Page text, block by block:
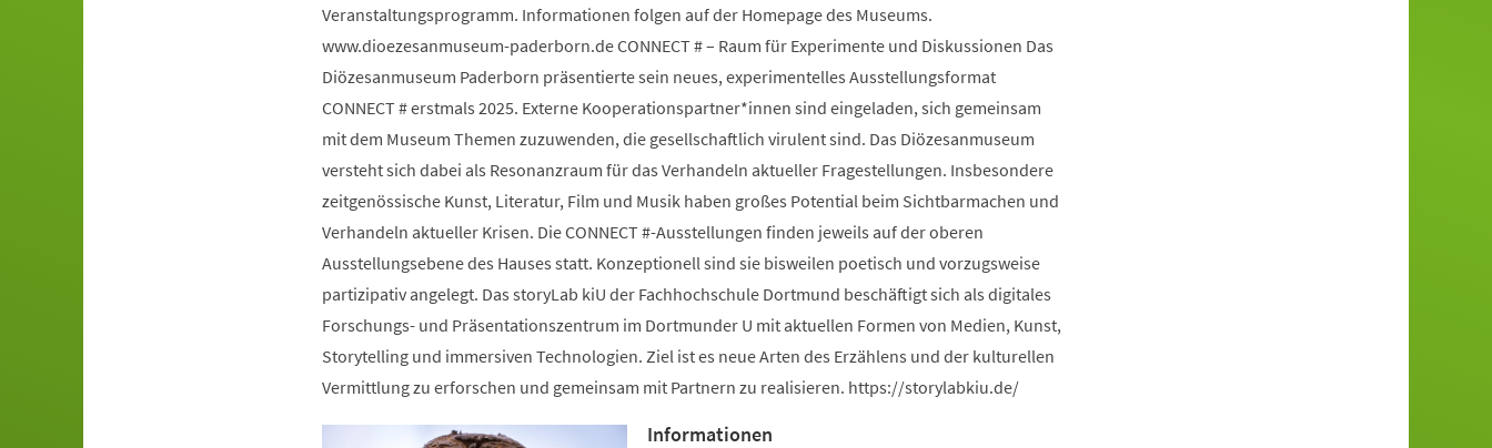
Veranstaltungsprogramm. Informationen folgen auf der Homepage des Museums.
www.dioezesanmuseum-paderborn.de CONNECT # – Raum für Experimente und Diskussionen Das
Diözesanmuseum Paderborn präsentierte sein neues, experimentelles Ausstellungsformat
CONNECT # erstmals 2025. Externe Kooperationspartner*innen sind eingeladen, sich gemeinsam
mit dem Museum Themen zuzuwenden, die gesellschaftlich virulent sind. Das Diözesanmuseum
versteht sich dabei als Resonanzraum für das Verhandeln aktueller Fragestellungen. Insbesondere
zeitgenössische Kunst, Literatur, Film und Musik haben großes Potential beim Sichtbarmachen und
Verhandeln aktueller Krisen. Die CONNECT #-Ausstellungen finden jeweils auf der oberen
Ausstellungsebene des Hauses statt. Konzeptionell sind sie bisweilen poetisch und vorzugsweise
partizipativ angelegt. Das storyLab kiU der Fachhochschule Dortmund beschäftigt sich als digitales
Forschungs- und Präsentationszentrum im Dortmunder U mit aktuellen Formen von Medien, Kunst,
Storytelling und immersiven Technologien. Ziel ist es neue Arten des Erzählens und der kulturellen
Vermittlung zu erforschen und gemeinsam mit Partnern zu realisieren. https://storylabkiu.de/
Informationen